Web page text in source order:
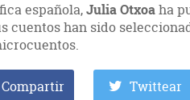
española,Julia Otxoaha
cuentos han sido
Compartir Twittear